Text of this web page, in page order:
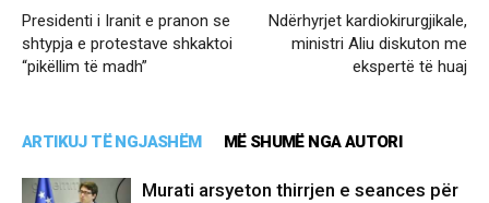
Presidenti i Iranit e pranon se
shtypja e protestave shkaktoi
“pikëllim të madh”
Ndërhyrjet kardiokirurgjikale,
ministri Aliu diskuton me
ekspertë të huaj
ARTIKUJ TË NGJASHËM MË SHUMË NGA AUTORI
Murati arsyeton thirrjen e seances për